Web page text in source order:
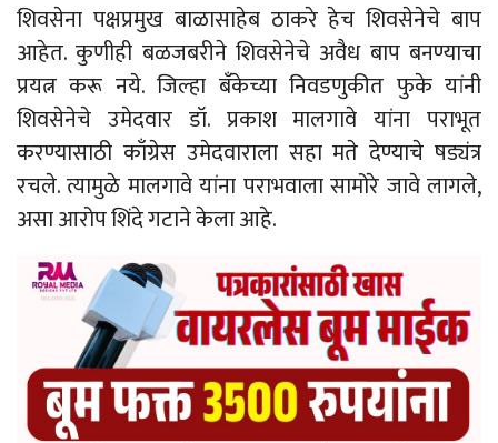
शिवसेना पक्षप्रमुख बाळासाहेब ठाकरे हेच शिवसेनेचे बाप
आहेत. कुणीही बळजबरीने शिवसेनेचे अवैध बाप बनण्याचा
प्रयत्न करू नये. जिल्हा बँकेच्या निवडणुकीत फुके यांनी
शिवसेनेचे उमेदवार डॉ. प्रकाश मालगावे यांना पराभूत
करण्यासाठी काँग्रेस उमेदवाराला सहा मते देण्याचे षड्यंत्र
रचले. त्यामुळे मालगावे यांना पराभवाला सामोरे जावे लागले,
असा आरोप शिंदे गटाने केला आहे.